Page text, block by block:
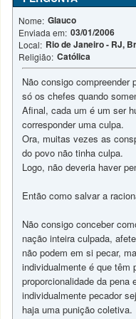
Nome: Glauco
Enviada em: 03/01/2006
Local: Rio de Janeiro - RJ,
Religião: Católica
Não consigo compreender
só os chefes quando
Afinal, cada um é um ser
corresponder uma culpa.
Ora, muitas vezes as
do povo não tinha culpa.
Logo, não deveria haver
Então como salvar a
Não consigo conceber
nação inteira culpada,
não podem em si pecar,
individualmente é que têm
proporcionalidade da pena
individualmente pecador
haja uma punição coletiva.